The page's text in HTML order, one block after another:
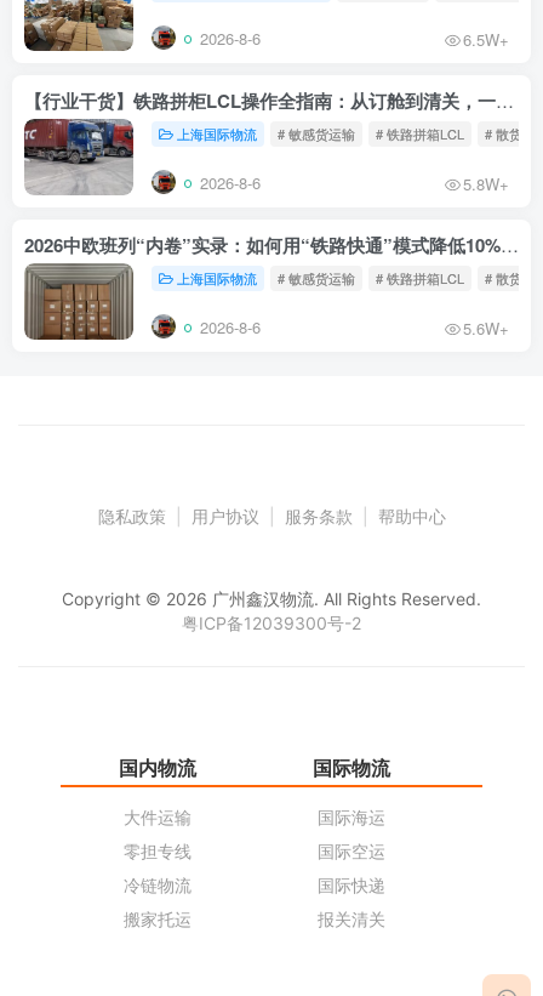
2026-8-6 6.5W+
【行业干货】铁路拼柜LCL操作全指南：从订舱到清关，一文读懂
上海国际物流 # 敏感货运输 # 铁路拼箱LCL # 散货铁
2026-8-6 5.8W+
2026中欧班列“内卷”实录：如何用“铁路快通”模式降低10%物流成本？
上海国际物流 # 敏感货运输 # 铁路拼箱LCL # 散货铁
2026-8-6 5.6W+
隐私政策 用户协议 服务条款 帮助中心
Copyright © 2026 广州鑫汉物流. All Rights Reserved.
粤ICP备12039300号-2
国内物流
大件运输
零担专线
冷链物流
搬家托运
国际物流
国际海运
国际空运
国际快递
报关清关